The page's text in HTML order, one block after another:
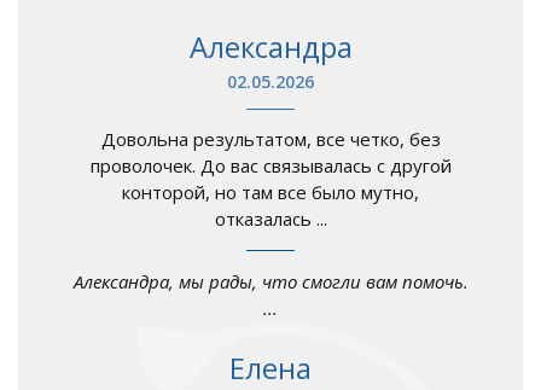
Александра
02.05.2026
Довольна результатом, все четко, без
проволочек. До вас связывалась с другой
конторой, но там все было мутно,
отказалась ...
Александра, мы рады, что смогли вам помочь.
...
Елена